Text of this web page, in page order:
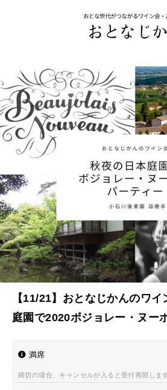
【11/21】おとなじかんのワ
庭園で2020ボジョレー・ヌー
満席
締切の場合、キャンセルが入ると受付再開します